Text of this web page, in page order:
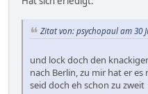
Zitat von: psychopaul am 30
und lock doch den
nach Berlin, zu mir hat er
seid doch eh schon zu